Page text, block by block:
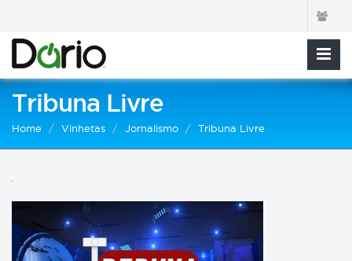
Tribuna Livre
Home Vinhetas Jornalismo Tribuna Livre